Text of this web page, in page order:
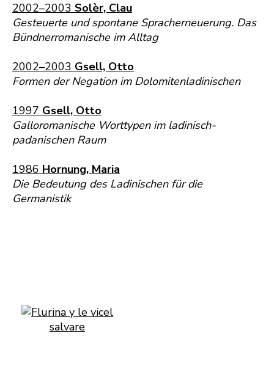
2002–2003 Solèr, Clau
Gesteuerte und spontane Spracherneuerung. Das
Bündnerromanische im Alltag
2002–2003 Gsell, Otto
Formen der Negation im Dolomitenladinischen
1997 Gsell, Otto
Galloromanische Worttypen im ladinisch-
padanischen Raum
1986 Hornung, Maria
Die Bedeutung des Ladinischen für die
Germanistik